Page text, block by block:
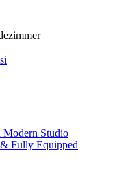
Modern Studio
Fully Equipped